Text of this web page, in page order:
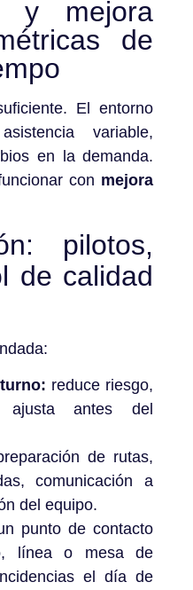
y mejora
de
El entorno
variable,
en la demanda.
con mejora
pilotos,
de calidad
reduce riesgo,
ajusta antes del
de rutas,
comunicación a
del equipo.
punto de contacto
línea o mesa de
el día de